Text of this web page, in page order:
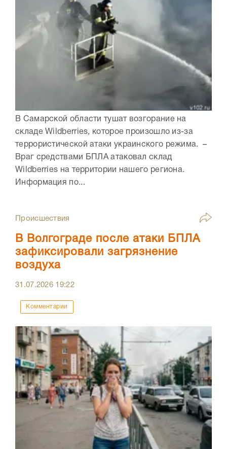
В Самарской области тушат возгорание на
складе Wildberries, которое произошло из-за
террористической атаки украинского режима. –
Враг средствами БПЛА атаковал склад
Wildberries на территории нашего региона.
Информация по...
Происшествия
В Волгограде после атаки БПЛА
зафиксировали загрязнение
воздуха
31.07.2026 19:22
Комментарии